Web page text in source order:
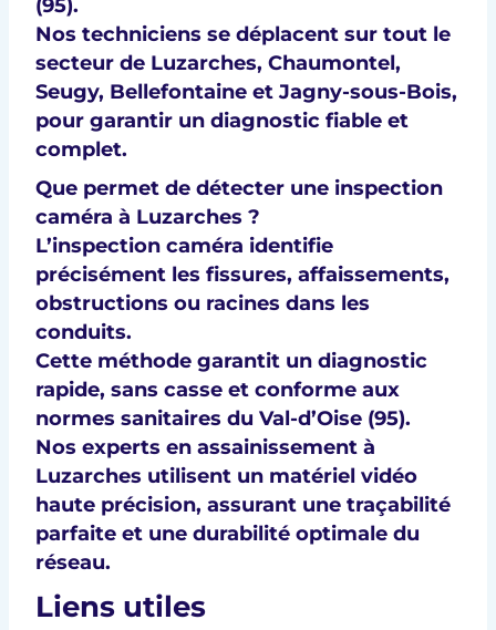
(95).
Nos techniciens se déplacent sur tout le
secteur de Luzarches, Chaumontel,
Seugy, Bellefontaine et Jagny-sous-Bois,
pour garantir un diagnostic fiable et
complet.
Que permet de détecter une inspection
caméra à Luzarches ?
L’inspection caméra identifie
précisément les fissures, affaissements,
obstructions ou racines dans les
conduits.
Cette méthode garantit un diagnostic
rapide, sans casse et conforme aux
normes sanitaires du Val-d’Oise (95).
Nos experts en assainissement à
Luzarches utilisent un matériel vidéo
haute précision, assurant une traçabilité
parfaite et une durabilité optimale du
réseau.
Liens utiles